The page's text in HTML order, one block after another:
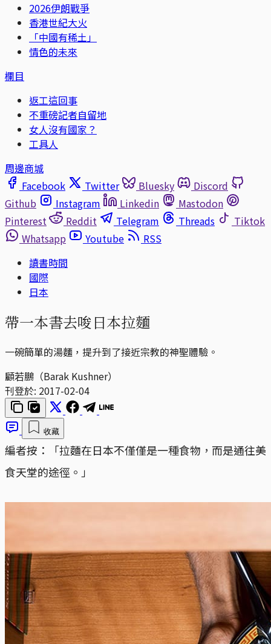
2026伊朗戰爭
香港世紀大火
「中國有稀土」
情色的未來
欄目
返工這回事
不重磅記者自留地
女人沒有國家？
工具人
周邊商城
Facebook
Twitter Bluesky
Discord
Github
Instagram Linkedin
Mastodon
Pinterest
Reddit Telegram Threads
Tiktok
Whatsapp
Youtube
RSS
讀書時間
國際
日本
帶一本書去唆日本拉麵
一碗簡單的湯麵，提升到了接近宗教的神聖體驗。
顧若鵬（Barak Kushner）
刊登於: 2017-02-04
收藏
編者按：「拉麵在日本不僅僅是一種食物，而是通往美
食天堂的途徑。」